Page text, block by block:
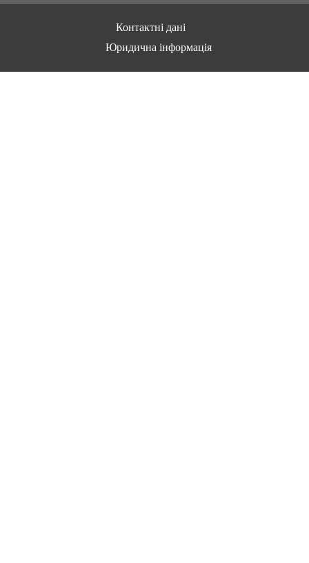
Контактні дані
Юридична інформація